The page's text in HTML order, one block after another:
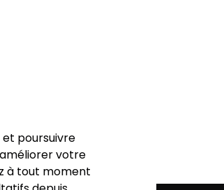
poursuivre
votre
à tout moment